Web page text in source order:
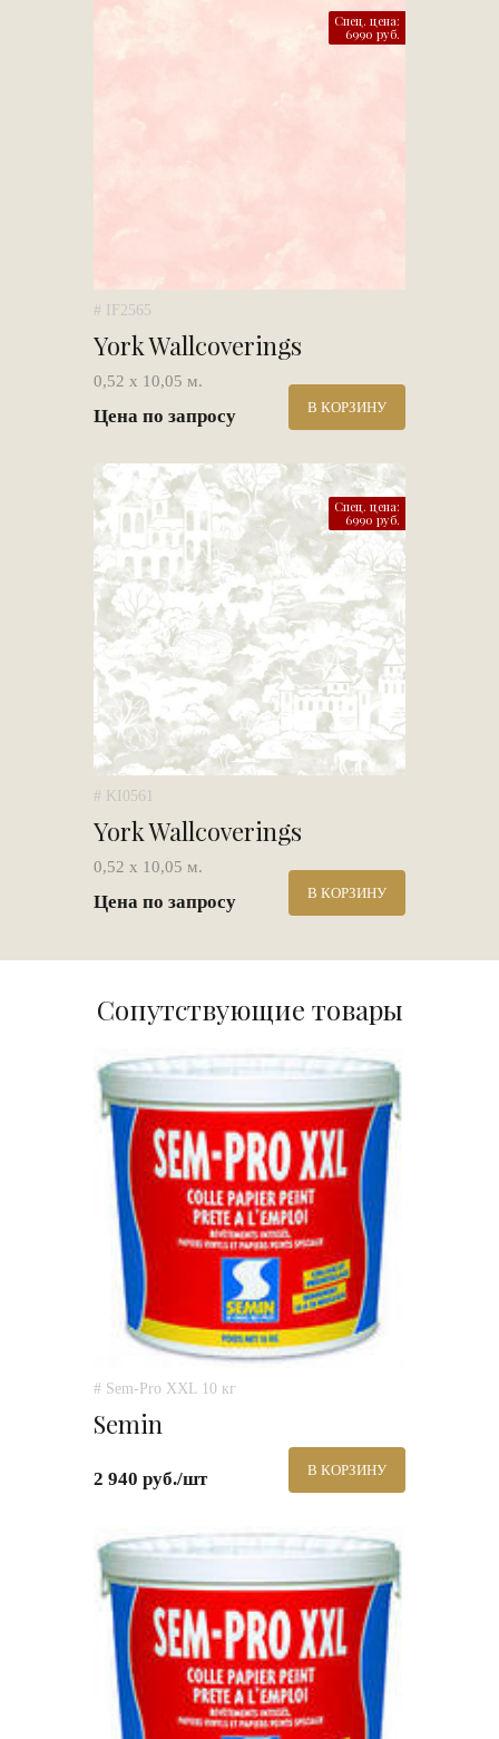
Спец. цена:
6990 руб.
# IF2565
York Wallcoverings
0,52 х 10,05 м.
Цена по запросу В КОРЗИНУ
Спец. цена:
6990 руб.
# KI0561
York Wallcoverings
0,52 х 10,05 м.
Цена по запросу В КОРЗИНУ
Сопутствующие товары
# Sem-Pro XXL 10 кг
Semin
2 940 руб./шт В КОРЗИНУ